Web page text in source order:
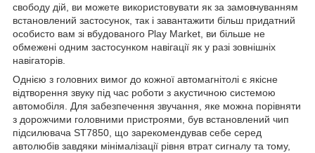
свободу дій, ви можете використовувати як за замовчуванням
встановлений застосунок, так і завантажити більш придатний
особисто вам зі вбудованого Play Market, ви більше не
обмежені одним застосунком навігації як у разі зовнішніх
навігаторів.
Однією з головних вимог до кожної автомагнітолі є якісне
відтворення звуку під час роботи з акустичною системою
автомобіля. Для забезпечення звучання, яке можна порівняти
з дорожчими головними пристроями, був встановлений чип
підсилювача ST7850, що зарекомендував себе серед
автолюбів завдяки мінімалізації рівня втрат сигналу та тому,